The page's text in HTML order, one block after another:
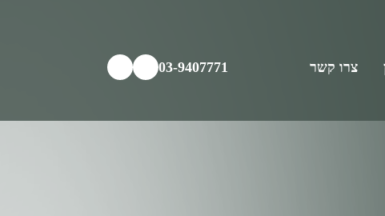
צרו קשר 03-9407771